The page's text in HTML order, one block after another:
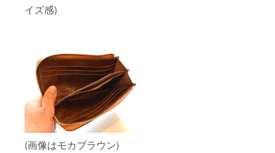
イズ感)
(画像はモカブラウン)